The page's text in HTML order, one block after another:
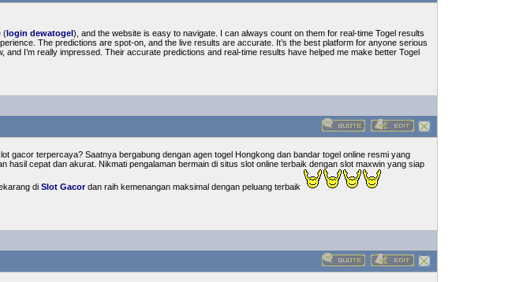
(login dewatogel), and the website is easy to navigate. I can always count on them for real-time Togel results
The predictions are spot-on, and the live results are accurate. It’s the best platform for anyone serious
and I’m really impressed. Their accurate predictions and real-time results have helped me make better Togel
gacor terpercaya? Saatnya bergabung dengan agen togel Hongkong dan bandar togel online resmi yang
hasil cepat dan akurat. Nikmati pengalaman bermain di situs slot online terbaik dengan slot maxwin yang siap
di Slot Gacordan raih kemenangan maksimal dengan peluang terbaik